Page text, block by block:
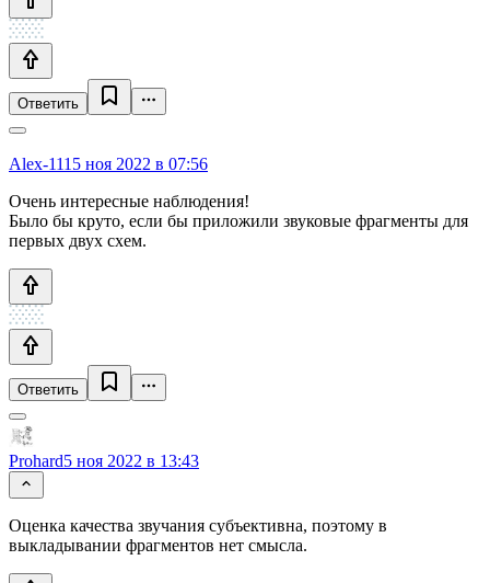
Ответить
Alex-111 5 ноя 2022 в 07:56
Очень интересные наблюдения!
Было бы круто, если бы приложили звуковые фрагменты для
первых двух схем.
Ответить
Prohard5 ноя 2022 в 13:43
Оценка качества звучания субъективна, поэтому в
выкладывании фрагментов нет смысла.